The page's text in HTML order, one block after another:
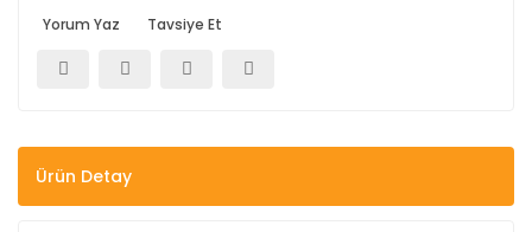
Yorum Yaz Tavsiye Et
Ürün Detay